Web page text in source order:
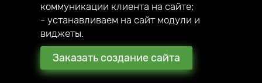
коммуникации клиента на сайте;
- устанавливаем на сайт модули и
виджеты.
Заказать создание сайта